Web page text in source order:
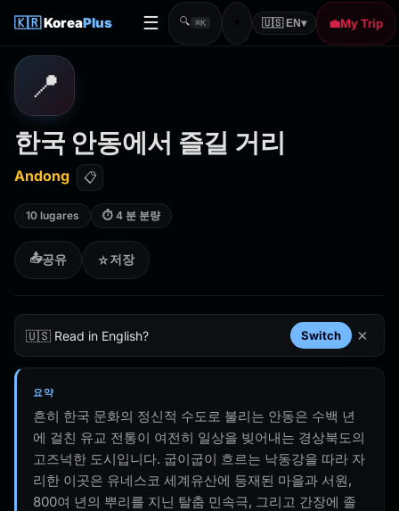
🇰🇷KoreaPlus ☰ 🔍 ⌘K 🇺🇸 EN▾ 💼My Trip
📍
한국 안동에서 즐길 거리
Andong 📋
10 lugares ⏱ 4 분 분량
📤공유 ☆저장
🇺🇸 Read in English? Switch ×
요약
흔히 한국 문화의 정신적 수도로 불리는 안동은 수백 년
에 걸친 유교 전통이 여전히 일상을 빚어내는 경상북도의
고즈넉한 도시입니다. 굽이굽이 흐르는 낙동강을 따라 자
리한 이곳은 유네스코 세계유산에 등재된 마을과 서원,
800여 년의 뿌리를 지닌 탈춤 민속극, 그리고 간장에 졸